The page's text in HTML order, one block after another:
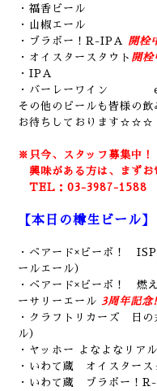
・福香ビール
・山椒エール
・ブラボー！R-IPA
開栓
・オイスタースタウト 開
・IPA
・バーレーワイン
その他のビールも皆様の
お待ちしております☆☆☆
※只今、スタッフ募集中！
興味がある方は、まずお
TEL：03-3987-1588
【本日の樽生ビール】
・ベアード×ビーボ！
ールエール）
・ベアード×ビーボ！ 燃
ーサリーエール 3周年記
・クラフトリカーズ 日の
ル）
・ヤッホー よなよなリア
・いわて蔵 オイスタース
・いわて蔵 ブラボー！